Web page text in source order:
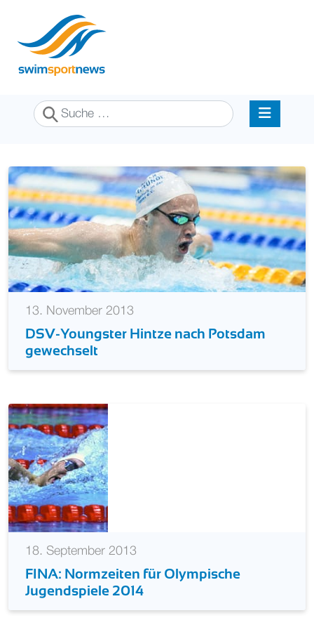
Suchen
13. November 2013
DSV-Youngster Hintze nach Potsdam
gewechselt
18. September 2013
FINA: Normzeiten für Olympische
Jugendspiele 2014